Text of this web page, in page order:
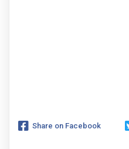
Share on Facebook